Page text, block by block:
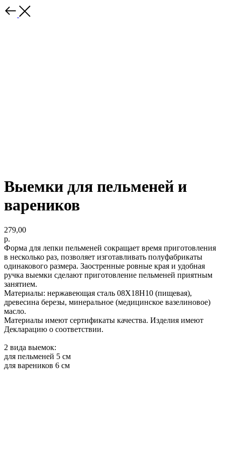
Выемки для пельменей и
вареников
279,00
р.
Форма для лепки пельменей сокращает время приготовления
в несколько раз, позволяет изготавливать полуфабрикаты
одинакового размера. Заостренные ровные края и удобная
ручка выемки сделают приготовление пельменей приятным
занятием.
Материалы: нержавеющая сталь 08Х18Н10 (пищевая),
древесина березы, минеральное (медицинское вазелиновое)
масло.
Материалы имеют сертификаты качества. Изделия имеют
Декларацию о соответствии.
2 вида выемок:
для пельменей 5 см
для вареников 6 см